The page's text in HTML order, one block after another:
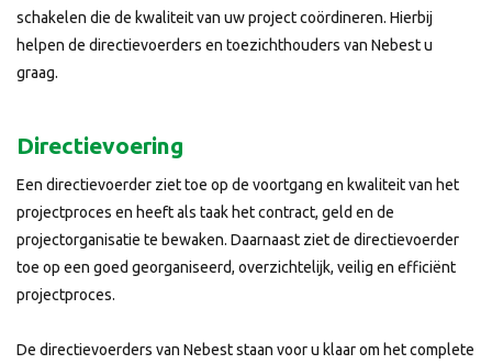
schakelen die de kwaliteit van uw project coördineren. Hierbij
helpen de directievoerders en toezichthouders van Nebest u
graag.
Directievoering
Een directievoerder ziet toe op de voortgang en kwaliteit van het
projectproces en heeft als taak het contract, geld en de
projectorganisatie te bewaken. Daarnaast ziet de directievoerder
toe op een goed georganiseerd, overzichtelijk, veilig en efficiënt
projectproces.
De directievoerders van Nebest staan voor u klaar om het complete